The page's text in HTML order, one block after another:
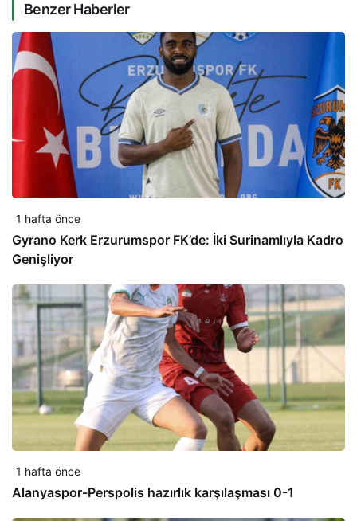
Benzer Haberler
1 hafta önce
Gyrano Kerk Erzurumspor FK’de: İki Surinamlıyla Kadro
Genişliyor
1 hafta önce
Alanyaspor-Perspolis hazırlık karşılaşması 0-1